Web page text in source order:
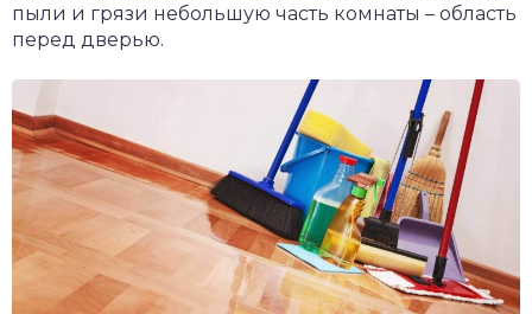
пыли и грязи небольшую часть комнаты – область
перед дверью.